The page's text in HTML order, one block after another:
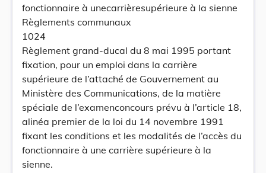
fonctionnaire à unecarrièresupérieure à la sienne
Règlements communaux
1024
Règlement grand-ducal du 8 mai 1995 portant
fixation, pour un emploi dans la carrière
supérieure de l’attaché de Gouvernement au
Ministère des Communications, de la matière
spéciale de l’examenconcours prévu à l’article 18,
alinéa premier de la loi du 14 novembre 1991
fixant les conditions et les modalités de l’accès du
fonctionnaire à une carrière supérieure à la
sienne.